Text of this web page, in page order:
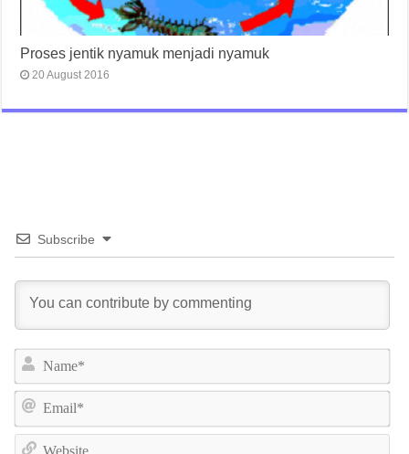
Proses jentik nyamuk menjadi nyamuk
20 August 2016
Subscribe